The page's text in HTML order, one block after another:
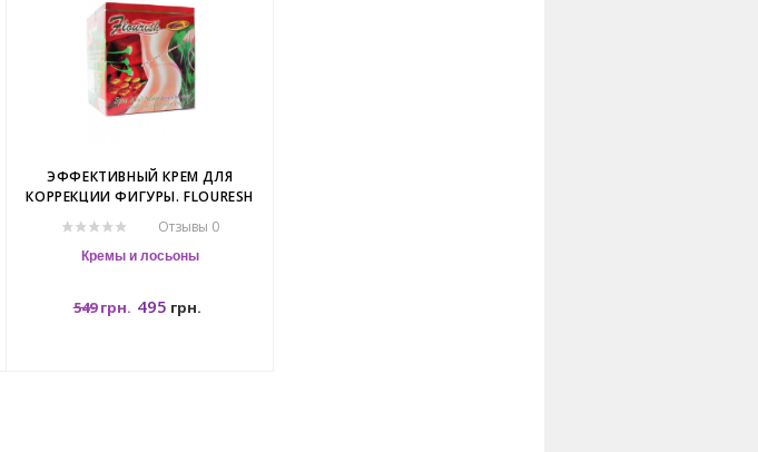
ЭФФЕКТИВНЫЙ КРЕМ ДЛЯ
КОРРЕКЦИИ ФИГУРЫ. FLOURESH
Отзывы 0
Кремы и лосьоны
549 грн. 495 грн.